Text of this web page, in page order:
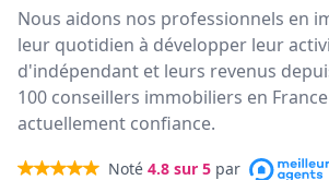
Nous aidons nos professionnels en
leur quotidien à développer leur
d'indépendant et leurs revenus
100 conseillers immobiliers en
actuellement confiance.
Noté 4.8 sur 5 par